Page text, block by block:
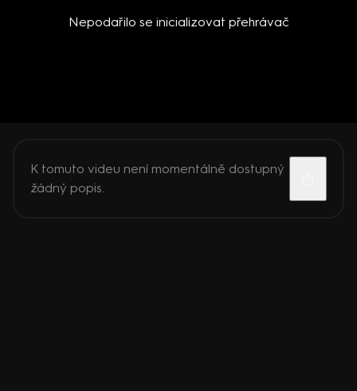
Nepodařilo se inicializovat přehrávač
K tomuto videu není momentálně dostupný
žádný popis.